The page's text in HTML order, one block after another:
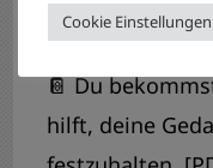
Seminar mit 🌈
📔 Du
hilft, deine
Cookie Einstellungen